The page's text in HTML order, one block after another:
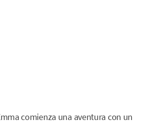
comienza una aventura con un